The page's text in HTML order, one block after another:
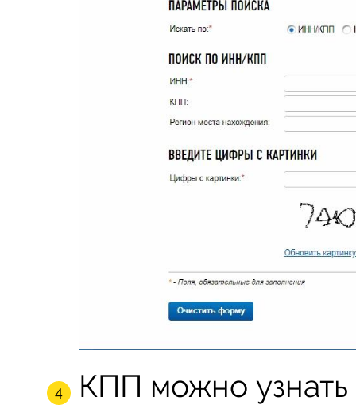
КПП можно